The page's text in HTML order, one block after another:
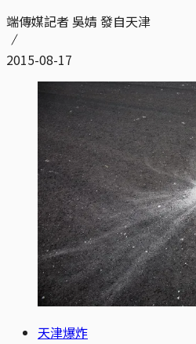
端傳媒記者 吳婧 發自天津
2015-08-17
天津爆炸